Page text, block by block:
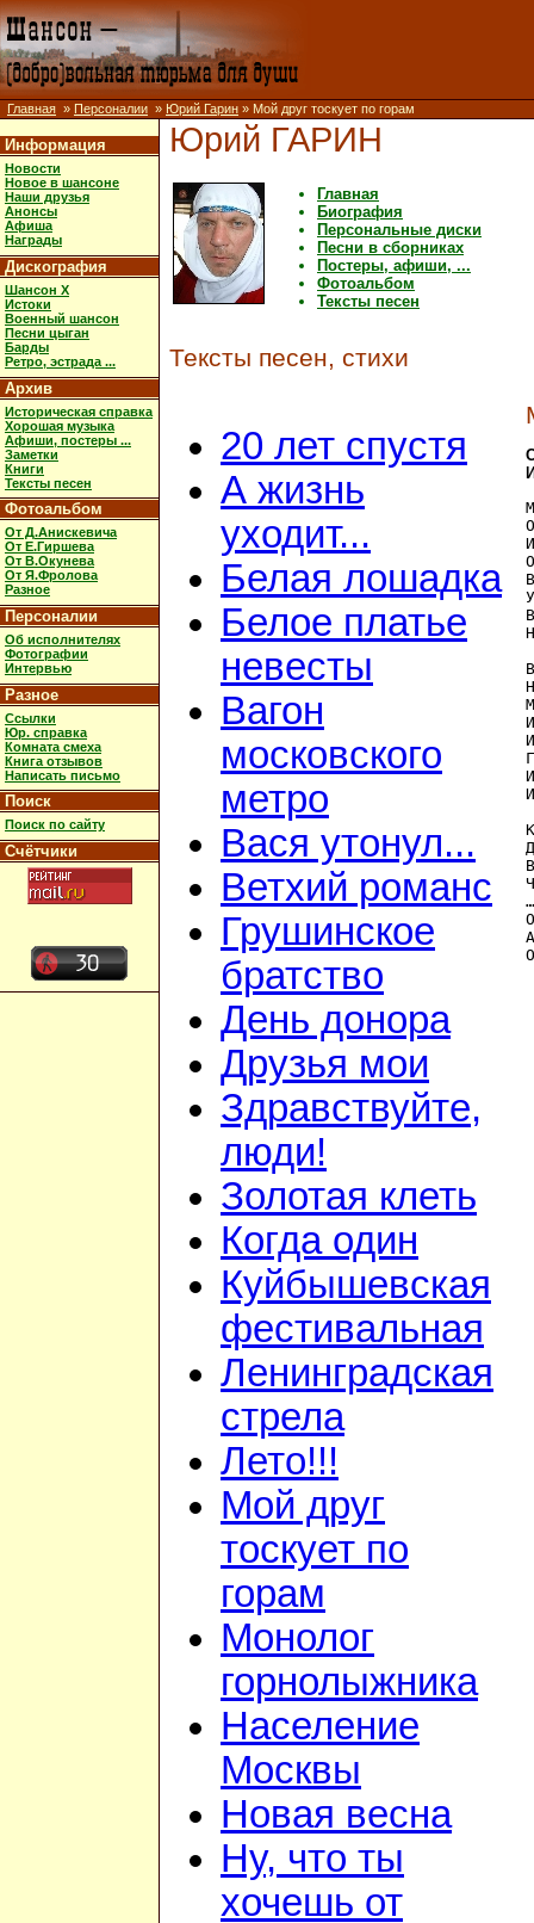
Главная » Персоналии » Юрий Гарин » Мой друг тоскует по горам
Информация
Новости
Новое в шансоне
Наши друзья
Анонсы
Афиша
Награды
Дискография
Шансон X
Истоки
Военный шансон
Песни цыган
Барды
Ретро, эстрада ...
Архив
Историческая справка
Хорошая музыка
Афиши, постеры ...
Заметки
Книги
Тексты песен
Фотоальбом
От Д.Анискевича
От Е.Гиршева
От В.Окунева
От Я.Фролова
Разное
Персоналии
Об исполнителях
Фотографии
Интервью
Разное
Ссылки
Юр. справка
Комната смеха
Книга отзывов
Написать письмо
Поиск
Поиск по сайту
Счётчики
Юрий ГАРИН
Главная
Биография
Персональные диски
Песни в сборниках
Постеры, афиши, ...
Фотоальбом
Тексты песен
Тексты песен, стихи
20 лет спустя
А жизнь
уходит...
Белая лошадка
Белое платье
невесты
Вагон
московского
метро
Вася утонул...
Ветхий романс
Грушинское
братство
День донора
Друзья мои
Здравствуйте,
люди!
Золотая клеть
Когда один
Куйбышевская
фестивальная
Ленинградская
стрела
Лето!!!
Мой друг
тоскует по
горам
Монолог
горнолыжника
Население
Москвы
Новая весна
Ну, что ты
хочешь от